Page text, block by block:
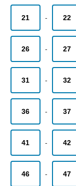
21 - 22
26 - 27
31 - 32
36 - 37
41 - 42
46 - 47